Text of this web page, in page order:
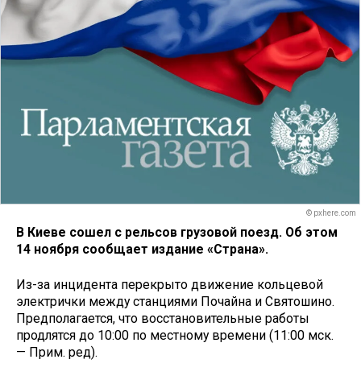
© pxhere.com
В Киеве сошел с рельсов грузовой поезд. Об этом
14 ноября сообщает издание «Страна».
Из-за инцидента перекрыто движение кольцевой
электрички между станциями Почайна и Святошино.
Предполагается, что восстановительные работы
продлятся до 10:00 по местному времени (11:00 мск.
— Прим. ред).